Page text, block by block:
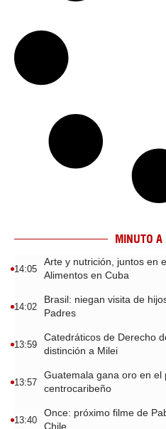
MINUTO A
14:05
Arte y nutrición, juntos en
Alimentos en Cuba
14:02
Brasil: niegan visita de
Padres
13:59
Catedráticos de Derecho
distinción a Milei
13:57
Guatemala gana oro en el
centrocaribeño
13:40
Once: próximo filme de
Chile